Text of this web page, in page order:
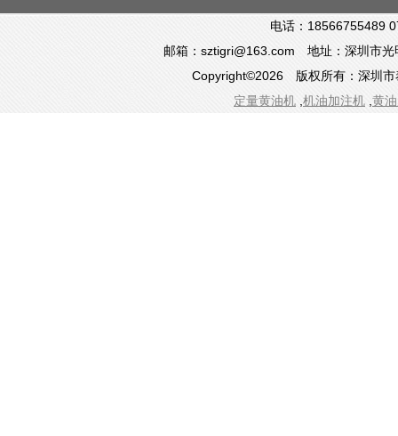
电话：18566755489
邮箱：sztigri@163.com 地址：深圳市
Copyright©2026 版权所有：深圳
定量黄油机 机油加注机 黄